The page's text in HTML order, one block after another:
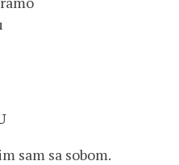
sam sa sobom.